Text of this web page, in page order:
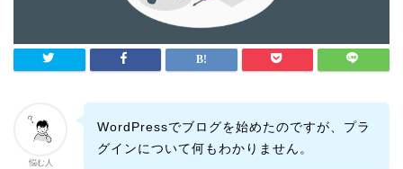
悩む人
WordPressでブログを始めたのですが、プラ
グインについて何もわかりません。